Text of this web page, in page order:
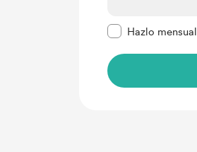
Hazlo mensual